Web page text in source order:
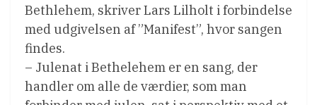
Bethlehem, skriver Lars Lilholt i forbindelse
med udgivelsen af ”Manifest”, hvor sangen
findes.
– Julenat i Bethelehem er en sang, der
handler om alle de værdier, som man